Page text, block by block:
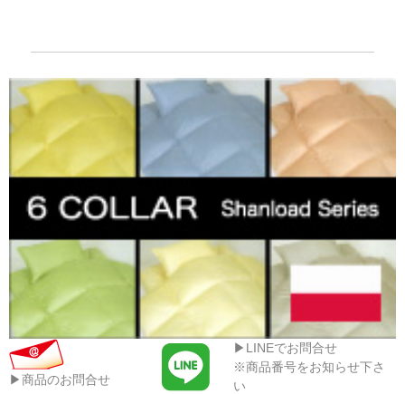
▶商品のお問合せ
▶LINEでお問合せ
※商品番号をお知らせ下さ
い